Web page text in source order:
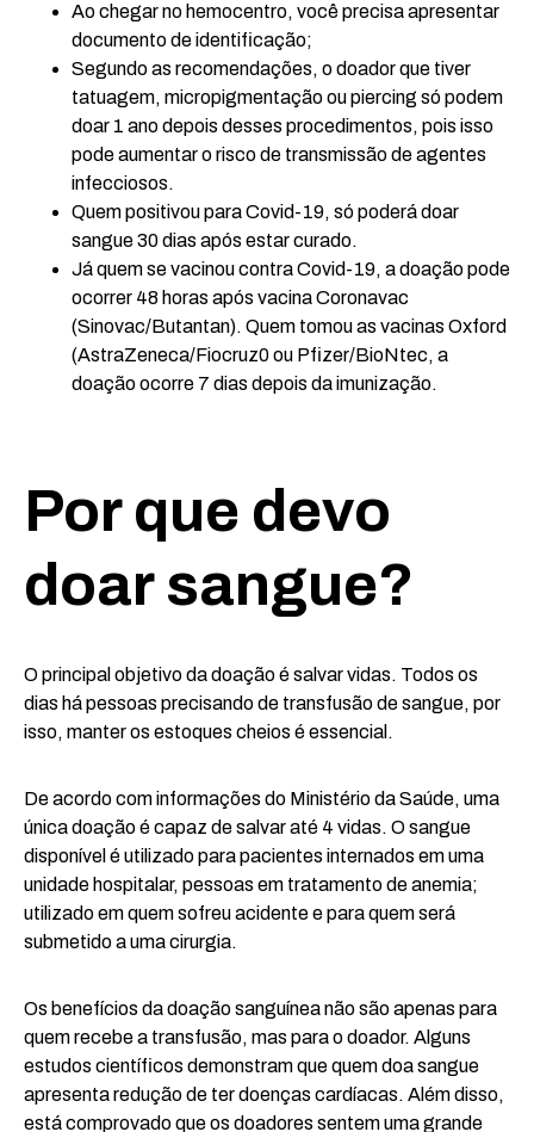
Ao chegar no hemocentro, você precisa apresentar
documento de identificação;
Segundo as recomendações, o doador que tiver
tatuagem, micropigmentação ou piercing só podem
doar 1 ano depois desses procedimentos, pois isso
pode aumentar o risco de transmissão de agentes
infecciosos.
Quem positivou para Covid-19, só poderá doar
sangue 30 dias após estar curado.
Já quem se vacinou contra Covid-19, a doação pode
ocorrer 48 horas após vacina Coronavac
(Sinovac/Butantan). Quem tomou as vacinas Oxford
(AstraZeneca/Fiocruz0 ou Pfizer/BioNtec, a
doação ocorre 7 dias depois da imunização.
Por que devo
doar sangue?
O principal objetivo da doação é salvar vidas. Todos os
dias há pessoas precisando de transfusão de sangue, por
isso, manter os estoques cheios é essencial.
De acordo com informações do Ministério da Saúde, uma
única doação é capaz de salvar até 4 vidas. O sangue
disponível é utilizado para pacientes internados em uma
unidade hospitalar, pessoas em tratamento de anemia;
utilizado em quem sofreu acidente e para quem será
submetido a uma cirurgia.
Os benefícios da doação sanguínea não são apenas para
quem recebe a transfusão, mas para o doador. Alguns
estudos científicos demonstram que quem doa sangue
apresenta redução de ter doenças cardíacas. Além disso,
está comprovado que os doadores sentem uma grande